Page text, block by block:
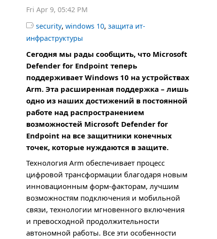
Fri Apr 9, 05:42 PM
 security, windows 10, защита ит-
инфраструктуры
Сегодня мы рады сообщить, что Microsoft
Defender for Endpoint теперь
поддерживает Windows 10 на устройствах
Arm. Эта расширенная поддержка – лишь
одно из наших достижений в постоянной
работе над распространением
возможностей Microsoft Defender for
Endpoint на все защитники конечных
точек, которые нуждаются в защите.
Технология Arm обеспечивает процесс
цифровой трансформации благодаря новым
инновационным форм-факторам, лучшим
возможностям подключения и мобильной
связи, технологии мгновенного включения
и превосходной продолжительности
автономной работы. Все эти особенности